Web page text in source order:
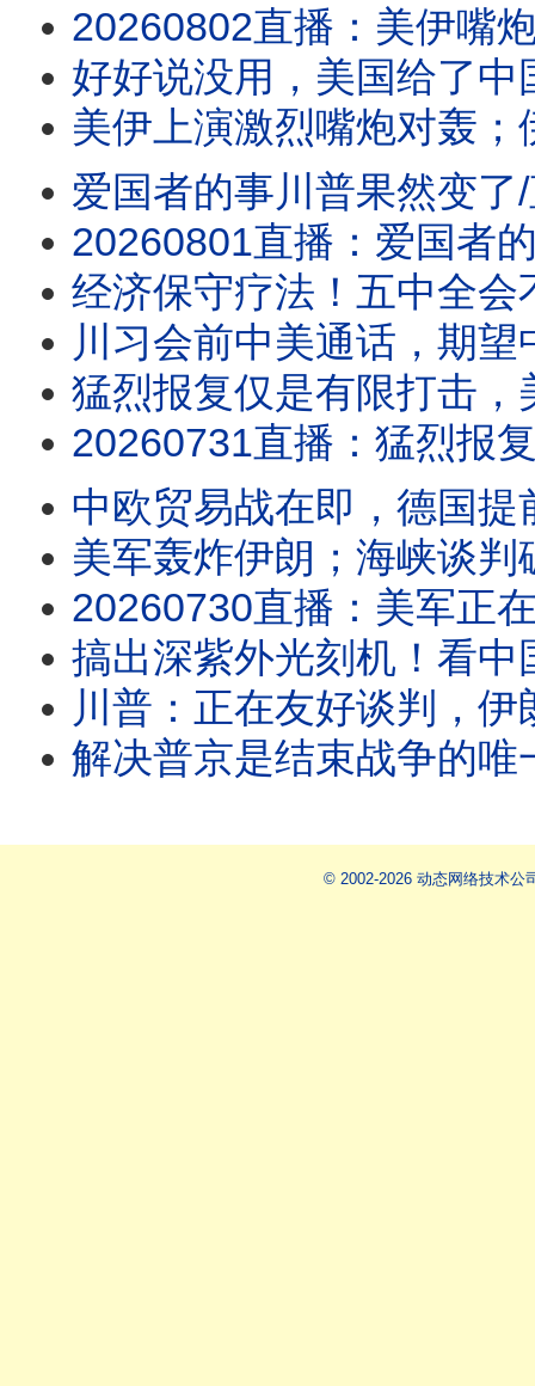
20260802直播：美伊嘴炮猛烈升级！周末会大打吗？请注意川普人在哪儿？水池子
好好说没用，美国给了中国一
美伊上演激烈嘴炮对轰；伊朗宣
爱国者的事川普果然变了
20260801直播：爱国者的事川普果然变了；美伊上演激烈嘴炮对轰；伊朗宣布断海峡
经济保守疗法！五中全
川习会前中美通话，期
猛烈报复仅是有限打击，美媒：
20260731直播：猛烈报复仅是有限打击，美媒：川普无能狂怒，美国面临战略失败
中欧贸易战在即，德国
美军轰炸伊朗；海峡谈判破局
20260730直播：美军正在轰炸伊朗；海峡谈判破局，伊朗开始精准打击油
搞出深紫外光刻机！看中
川普：正在友好谈判，伊朗：根
解决普京是结束战争的唯
© 2002-2026 动态网络技术公